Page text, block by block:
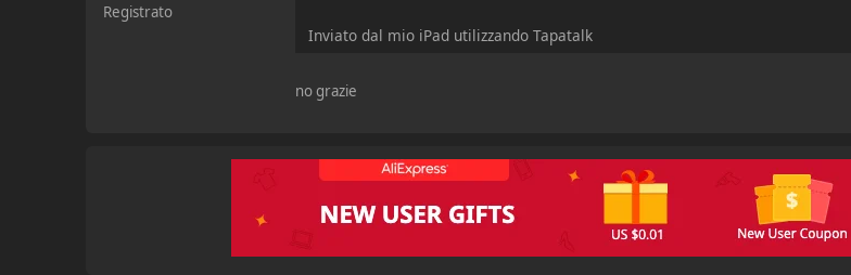
Registrato
Inviato dal mio iPad utilizzando Tapatalk
no grazie